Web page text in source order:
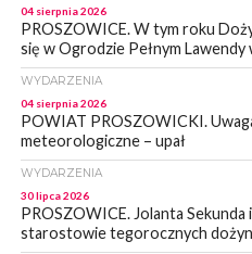
04 sierpnia 2026
PROSZOWICE. W tym roku
się w Ogrodzie Pełnym
WYDARZENIA
04 sierpnia 2026
POWIAT PROSZOWICKI.
meteorologiczne – upał
WYDARZENIA
30 lipca 2026
PROSZOWICE. Jolanta
starostowie tegorocznych